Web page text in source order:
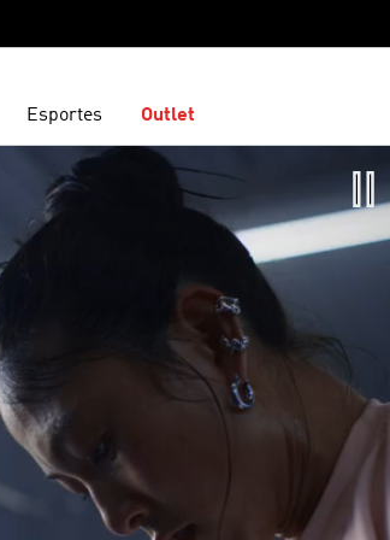
Esportes Outlet